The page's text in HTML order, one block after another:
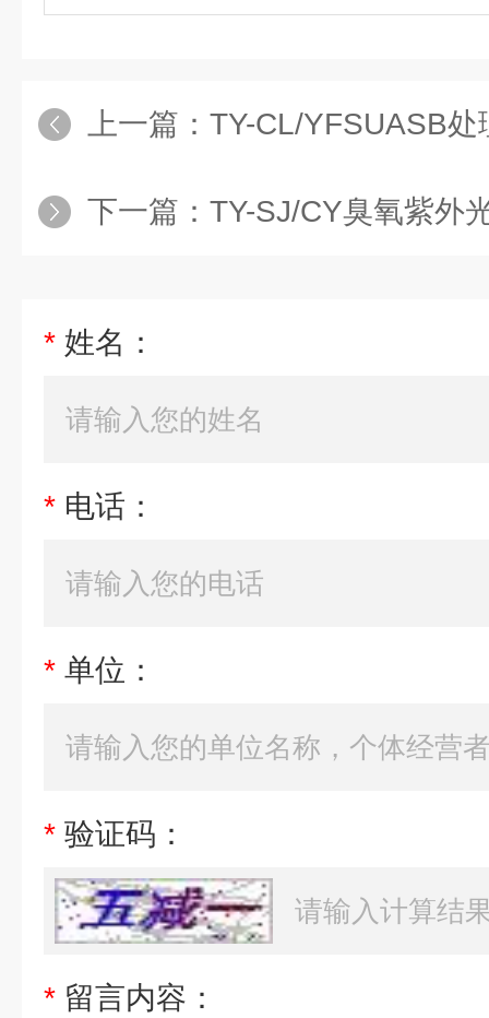
上一篇： TY-CL/YFSUASB处理高浓度有机
下一篇： TY-SJ/CY臭氧紫外光杀菌分
* 姓名：
* 电话：
* 单位：
* 验证码：
* 留言内容：